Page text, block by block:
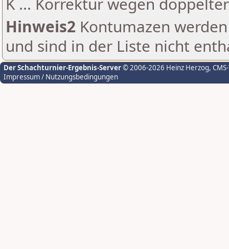
Hinweis2 Kontumazen
und sind in der Liste nicht
Der Schachturnier-Ergebnis-Server© 2006-2026 Heinz Herzog,
Impressum / Nutzungsbedingungen